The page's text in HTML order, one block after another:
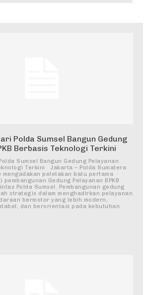
Polda Sumsel Bangun Gedung
Berbasis Teknologi Terkini
Sumsel Bangun Gedung Pelayanan
Terkini Jakarta – Polda Sumatera
mengadakan peletakan batu pertama
Gedung Pelayanan BPKB
Polda Sumsel. Pembangunan gedung
strategis dalam menghadirkan pelayanan
bermotor yang lebih modern,
dan berorientasi pada kebutuhan